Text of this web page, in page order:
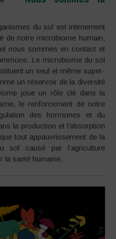
du sol est intimement
de notre microbiome humain,
nous sommes en contact et
Le microbiome du sol
un seul et même super-
un réservoir de la diversité
joue un rôle clé dans la
le renforcement de notre
des hormones et du
la production et l’absorption
tout appauvrissement de la
sol causé par l’agriculture
la santé humaine.